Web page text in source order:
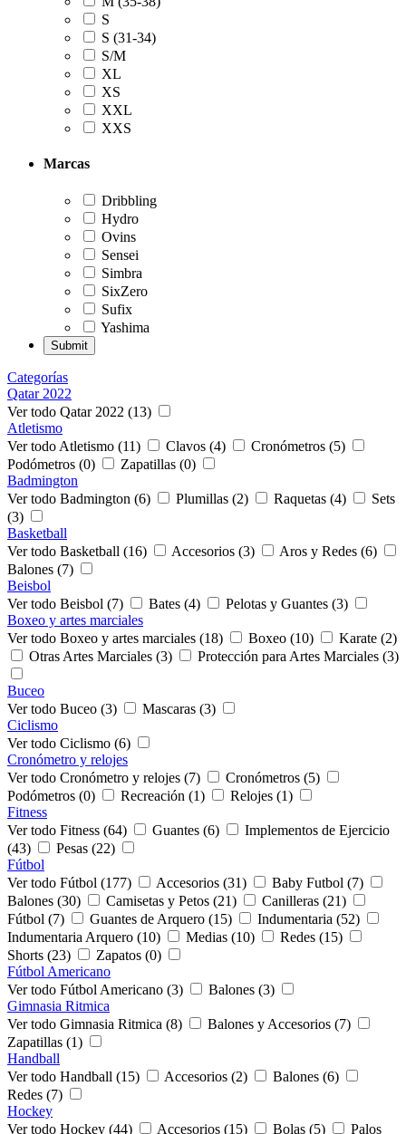
S
S (31-34)
S/M
XL
XS
XXL
XXS
Marcas
Dribbling
Hydro
Ovins
Sensei
Simbra
SixZero
Sufix
Yashima
Categorías
Qatar 2022
Ver todo Qatar 2022 (13)
Atletismo
Ver todo Atletismo (11)
Clavos (4)
Cronómetros (5)
Podómetros (0)
Zapatillas (0)
Badmington
Ver todo Badmington (6)
Plumillas (2) Raquetas (4)
Sets
(3)
Basketball
Ver todo Basketball (16)
Accesorios (3)
Aros y Redes (6)
Balones (7)
Beisbol
Ver todo Beisbol (7)
Bates (4)
Pelotas y Guantes (3)
Boxeo y artes marciales
Ver todo Boxeo y artes marciales (18)
Boxeo (10)
Karate (2)
Otras Artes Marciales (3)
Protección para Artes Marciales (3)
Buceo
Ver todo Buceo (3)
Mascaras (3)
Ciclismo
Ver todo Ciclismo (6)
Cronómetro y relojes
Ver todo Cronómetro y relojes (7)
Cronómetros (5)
Podómetros (0)
Recreación (1)
Relojes (1)
Fitness
Ver todo Fitness (64)
Guantes (6)
Implementos de Ejercicio
(43)
Pesas (22)
Fútbol
Ver todo Fútbol (177)
Accesorios (31)
Baby Futbol (7)
Balones (30)
Camisetas y Petos (21)
Canilleras (21)
Fútbol (7)
Guantes de Arquero (15)
Indumentaria (52)
Indumentaria Arquero (10)
Medias (10)
Redes (15)
Shorts (23)
Zapatos (0)
Fútbol Americano
Ver todo Fútbol Americano (3)
Balones (3)
Gimnasia Ritmica
Ver todo Gimnasia Ritmica (8)
Balones y Accesorios (7)
Zapatillas (1)
Handball
Ver todo Handball (15)
Accesorios (2)
Balones (6)
Redes (7)
Hockey
Ver todo Hockey (44)
Accesorios (15) Bolas (5)
Palos